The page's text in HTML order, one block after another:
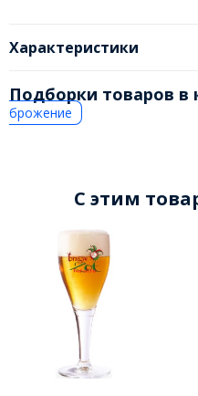
Характеристики
Подборки товаров в
брожение
C этим